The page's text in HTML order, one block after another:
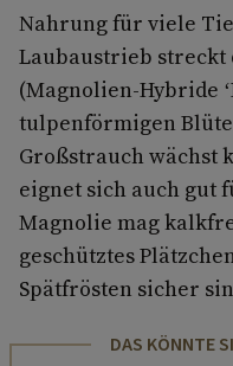
Nahrung für viele
Laubaustrieb streckt
(Magnolien-Hybride
tulpenförmigen
Großstrauch wächst
eignet sich auch gut
Magnolie mag
geschütztes
Spätfrösten sicher
DAS KÖNNTE